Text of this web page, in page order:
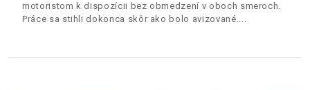
motoristom k dispozícii bez obmedzení v oboch smeroch.
Práce sa stihli dokonca skôr ako bolo avizované.